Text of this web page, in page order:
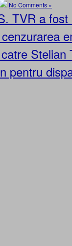
No Comments »
TVR a
pentru